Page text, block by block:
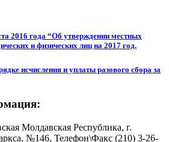
2016 года “Об утверждении местных
и физических лиц на 2017 год.
исчисления и уплаты разового сбора за
Молдавская Республика, г.
№146, Телефон\Факс (210) 3-26-